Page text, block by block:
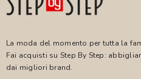
La moda del momento per tutta la
Fai acquisti su Step By Step:
dai migliori brand.